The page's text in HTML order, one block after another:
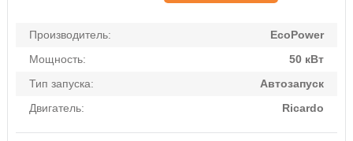
Производитель:
EcoPower
Мощность:
50 кВт
Тип запуска:
Автозапуск
Двигатель:
Ricardo